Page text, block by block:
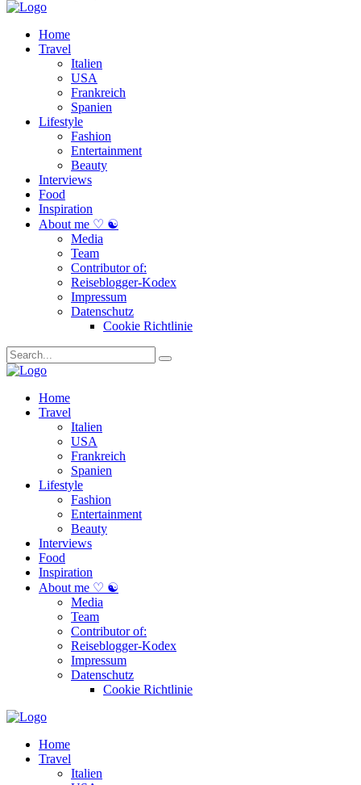
Home
Travel
Italien
USA
Frankreich
Spanien
Lifestyle
Fashion
Entertainment
Beauty
Interviews
Food
Inspiration
About me ♡ ☯
Media
Team
Contributor of:
Reiseblogger-Kodex
Impressum
Datenschutz
Cookie Richtlinie
Home
Travel
Italien
USA
Frankreich
Spanien
Lifestyle
Fashion
Entertainment
Beauty
Interviews
Food
Inspiration
About me ♡ ☯
Media
Team
Contributor of:
Reiseblogger-Kodex
Impressum
Datenschutz
Cookie Richtlinie
Home
Travel
Italien